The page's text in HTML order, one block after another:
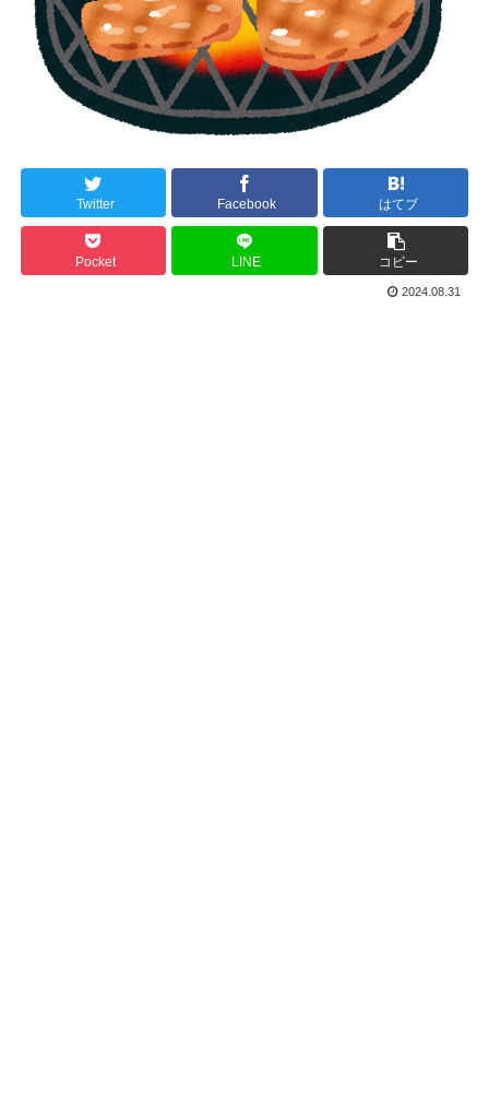
Twitter Facebook はてブ
Pocket LINE コピー
2024.08.31